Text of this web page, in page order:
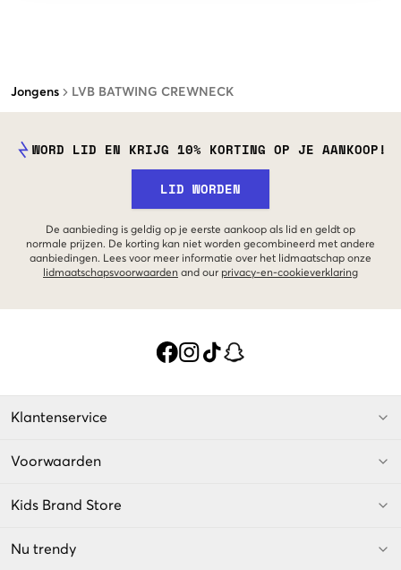
Jongens LVB BATWING CREWNECK
WORD LID EN KRIJG 10% KORTING OP JE AANKOOP!
LID WORDEN
De aanbieding is geldig op je eerste aankoop als lid en geldt op
normale prijzen. De korting kan niet worden gecombineerd met andere
aanbiedingen. Lees voor meer informatie over het lidmaatschap onze
lidmaatschapsvoorwaarden and our privacy-en-cookieverklaring
Klantenservice
Voorwaarden
Kids Brand Store
Nu trendy